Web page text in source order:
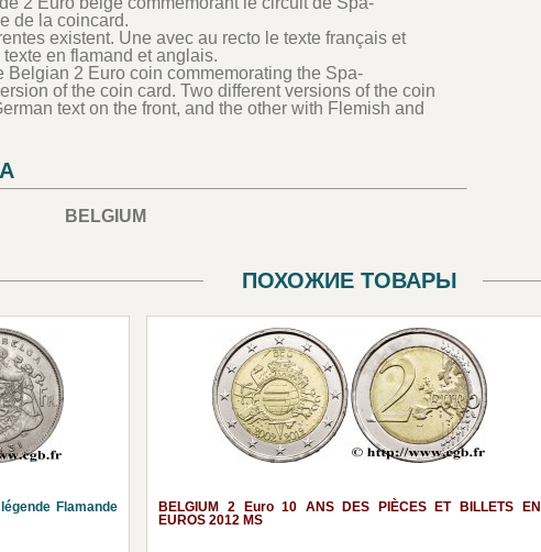
de la coincard.
existent. Une avec au recto le texte français et
en flamand et anglais.
2 Euro coin commemorating the Spa-
of the coin card. Two different versions of the coin
text on the front, and the other with Flemish and
BELGIUM
ПОХОЖИЕ ТОВАРЫ
Flamande
BELGIUM 2 Euro 10 ANS DES PIÈCES ET BILLETS EN
EUROS 2012 MS